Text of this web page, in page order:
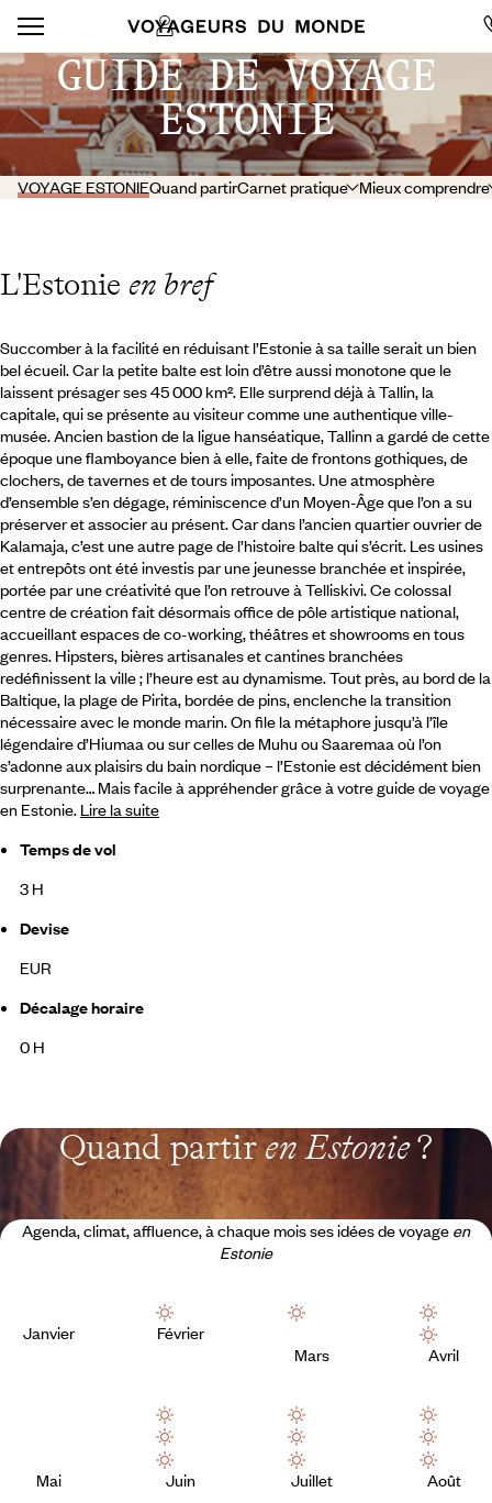
GUIDE DE VOYAGE
ESTONIE
VOYAGE ESTONIEQuand partirCarnet pratique Mieux comprendre
L'Estonie en bref
Succomber à la facilité en réduisant l’Estonie à sa taille serait un bien
bel écueil. Car la petite balte est loin d’être aussi monotone que le
laissent présager ses 45 000 km². Elle surprend déjà à Tallin, la
capitale, qui se présente au visiteur comme une authentique ville-
musée. Ancien bastion de la ligue hanséatique, Tallinn a gardé de cette
époque une flamboyance bien à elle, faite de frontons gothiques, de
clochers, de tavernes et de tours imposantes. Une atmosphère
d’ensemble s’en dégage, réminiscence d’un Moyen-Âge que l’on a su
préserver et associer au présent. Car dans l’ancien quartier ouvrier de
Kalamaja,c’est une autre page de l’histoire balte qui s’écrit. Les usines
et entrepôts ont été investis par une jeunesse branchée et inspirée,
portée par une créativité que l’on retrouve à Telliskivi. Ce colossal
centre de création fait désormais office de pôle artistique national,
accueillant espaces de co-working, théâtres et showrooms en tous
genres. Hipsters, bières artisanales et cantines branchées
redéfinissent la ville ; l’heure est au dynamisme. Tout près, au bord de la
Baltique, la plage de Pirita, bordée de pins, enclenche la transition
nécessaire avec le monde marin. On file la métaphore jusqu’à l’île
légendaire d’Hiumaa ou sur celles de Muhu ou Saaremaa où l’on
s’adonne aux plaisirs du bain nordique – l’Estonie est décidément bien
surprenante… Mais facile à appréhender grâce à votre guide de voyage
en Estonie. Lire la suite
Temps de vol
3 H
Devise
EUR
Décalage horaire
0 H
Quand partiren Estonie?
Agenda, climat, affluence, à chaque mois ses idées de voyage en
Estonie
Janvier
Février
Mars
Avril
Mai Juin Juillet Août